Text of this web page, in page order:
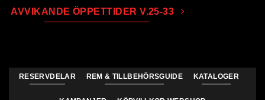
AVVIKANDE ÖPPETTIDER V.25-33
RESERVDELAR REM & TILLBEHÖRSGUIDE KATALOGER